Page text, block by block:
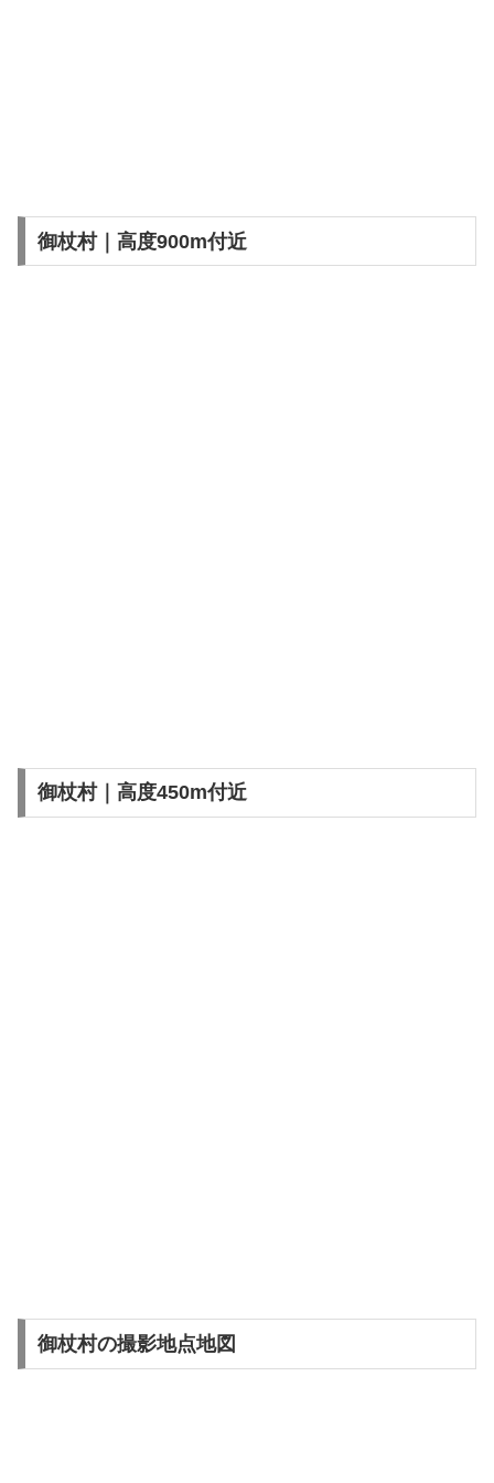
御杖村｜高度900m付近
御杖村｜高度450m付近
御杖村の撮影地点地図